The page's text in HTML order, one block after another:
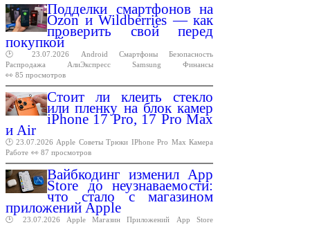
Подделки смартфонов на
Ozon и Wildberries — как
проверить свой перед
покупкой
🕑 23.07.2026 Android Смартфоны
Безопасность
Распродажа
АлиЭкспресс Samsung
Финансы
👀 85 просмотров
Стоит ли клеить стекло
или пленку на блок камер
iPhone 17 Pro, 17 Pro Max
и Air
🕑 23.07.2026 Apple Советы Трюки IPhone Pro Max Камера
Работе 👀 87 просмотров
Вайбкодинг изменил App
Store до неузнаваемости:
что стало с магазином
приложений Apple
🕑 23.07.2026 Apple Магазин Приложений App
Store